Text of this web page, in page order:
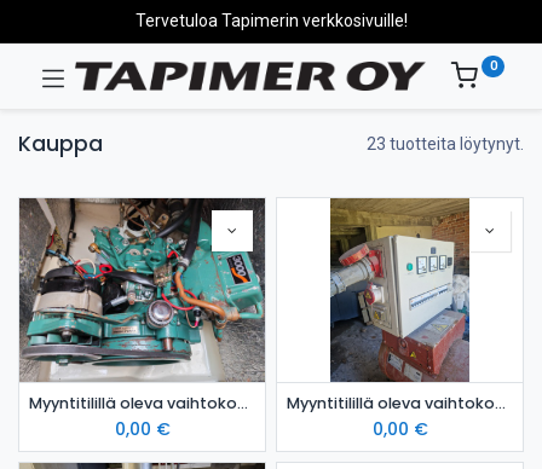
Tervetuloa Tapimerin verkkosivuille!
0
Kauppa 23 tuotteita löytynyt.
Myyntitilillä oleva vaihtokone: Volvo Penta MD5c/120s
0,00 €
Myyntitilillä oleva vaihtokone: Traktorigeneraattori 50 kVA
0,00 €